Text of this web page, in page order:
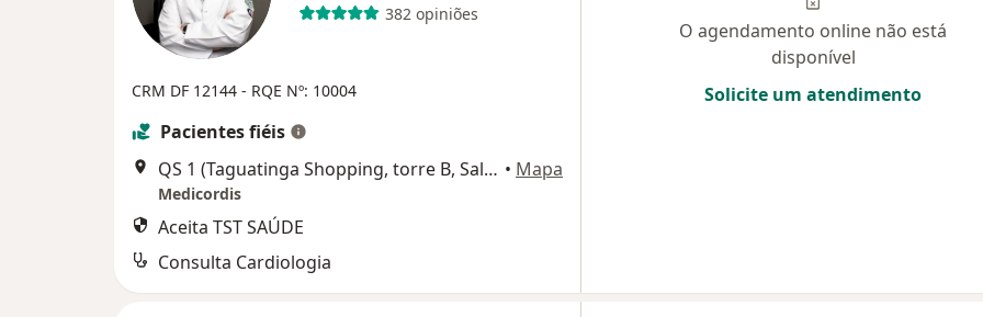
382 opiniões
CRM DF 12144 - RQE Nº: 10004
Pacientes fiéis
QS 1 (Taguatinga Shopping, torre B, Sala 1205), Taguatinga • Mapa
Medicordis
Aceita TST SAÚDE
Consulta Cardiologia
O agendamento online não está
disponível
Solicite um atendimento